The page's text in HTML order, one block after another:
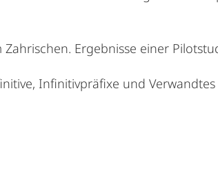
Ergebnisse einer
Infinitivpräfixe und